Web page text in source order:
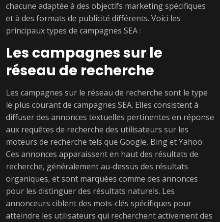
chacune adaptée à des objectifs marketing spécifiques
et à des formats de publicité différents. Voici les
principaux types de campagnes SEA :
Les campagnes sur le
réseau de recherche
Les campagnes sur le réseau de recherche sont le type
le plus courant de campagnes SEA. Elles consistent à
diffuser des annonces textuelles pertinentes en réponse
aux requêtes de recherche des utilisateurs sur les
moteurs de recherche tels que Google, Bing et Yahoo.
Ces annonces apparaissent en haut des résultats de
recherche, généralement au-dessus des résultats
organiques, et sont marquées comme des annonces
pour les distinguer des résultats naturels. Les
annonceurs ciblent des mots-clés spécifiques pour
atteindre les utilisateurs qui recherchent activement des